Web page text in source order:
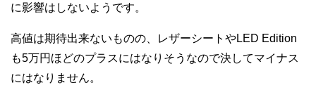
に影響はしないようです。
高値は期待出来ないものの、レザーシートやLED Edition
も5万円ほどのプラスにはなりそうなので決してマイナス
にはなりません。